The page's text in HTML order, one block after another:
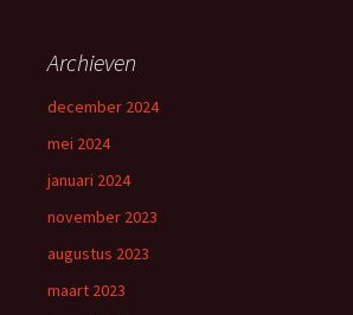
Archieven
december 2024
mei 2024
januari 2024
november 2023
augustus 2023
maart 2023